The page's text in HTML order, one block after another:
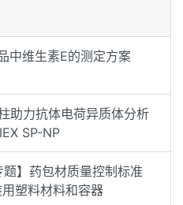
中维生素E的测定方案
助力抗体电荷异质体分析
SP-NP
】药包材质量控制标准
塑料材料和容器